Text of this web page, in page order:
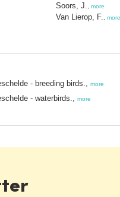
Soors, J. more
Van Lierop, F. more
- breeding birds., more
- waterbirds., more